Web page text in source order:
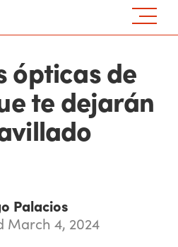
ópticas de
te dejarán
Palacios
March 4, 2024